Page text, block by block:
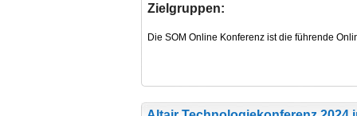
Zielgruppen: